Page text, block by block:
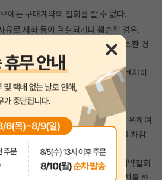
에는 구매계약의 철회를 할 수 없다.
유로 재화 등이 멸실되거나 훼손된 경우.
소비로 재화 등의 가치가 현저히 감소한 경
기 곤란할 정도로 재화 등의 가치가 현저히
포장을 훼손한 경우
재화(도서) 등의 내용을 확인하기 위하여
경우에는 해당 도서 정가의 30%를 차감
약의 철회를 할 수 있다.
우에 지안에듀에서 사전에 구매계약철회
쉽게 알 수 있는 곳에 명기하는 조치를 하